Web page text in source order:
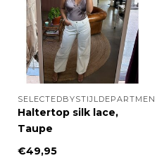
SELECTEDBYSTIJLDEPARTMENT
Haltertop silk lace,
Taupe
€49,95